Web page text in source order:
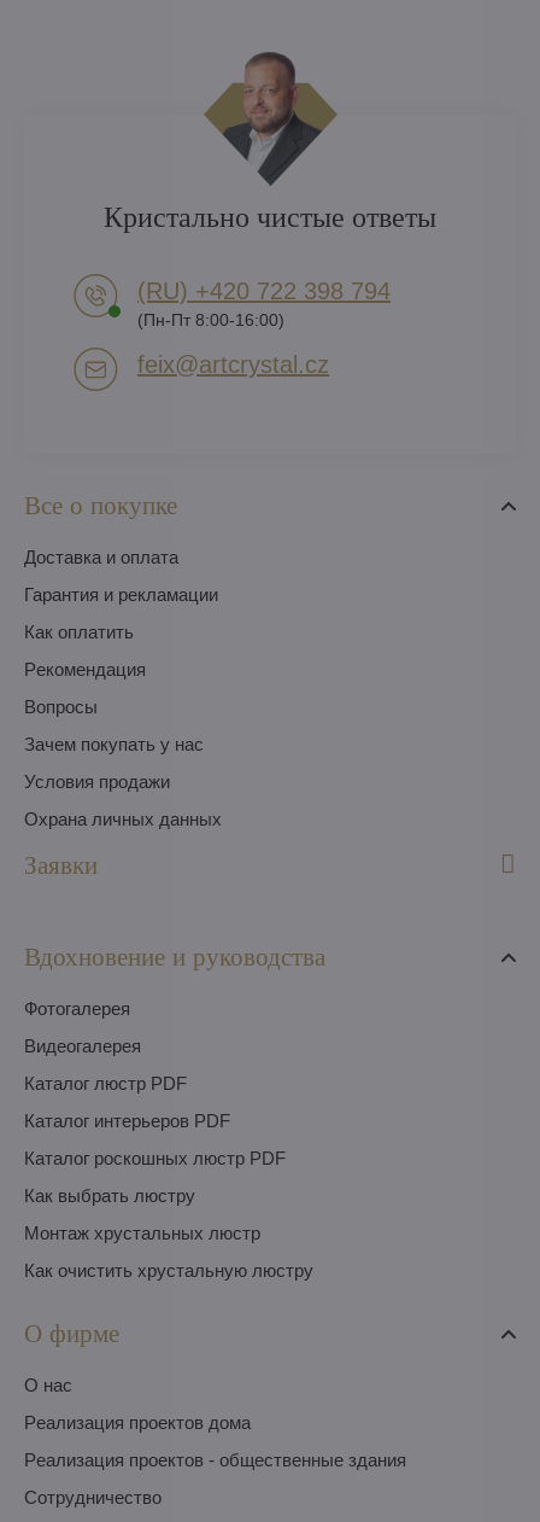
Все о покупке
Доставка и оплата
Гарантия и рекламации
Как оплатить
Pекомендация
Вопросы
Зачем покупать у нас
Условия продажи
Охрана личных данных
Заявки
Вдохновение и руководства
Фотогалерея
Видеогалерея
Каталог люстр PDF
Каталог интерьеров PDF
Каталог роскошных люстр PDF
Как выбрать люстру
Монтаж хрустальных люстр
Как очистить хрустальную люстру
О фирме
O нас
Pеализация проектов дома
Pеализация проектов - общественные здания
Сотрудничество
Кристально чистые ответы
(RU) +420 722 398 794​
(Пн-Пт 8:00-16:00)
feix​@artcrystal​.cz